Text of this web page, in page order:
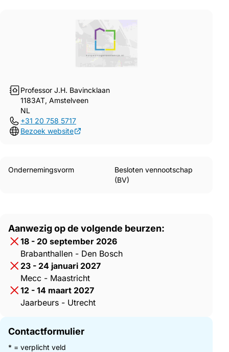
Professor J.H. Bavincklaan
1183AT, Amstelveen
NL
+31 20 758 5717
Bezoek website
Gegevens Koopwoningen Oostenrijk B.V.
Ondernemingsvorm
Besloten vennootschap
(BV)
Aanwezig op de volgende beurzen:
18 - 20 september 2026
Brabanthallen - Den Bosch
23 - 24 januari 2027
Mecc - Maastricht
12 - 14 maart 2027
Jaarbeurs - Utrecht
Contactformulier
* = verplicht veld